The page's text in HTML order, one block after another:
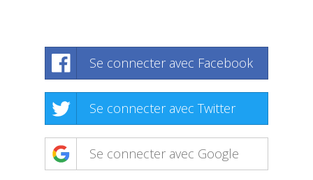
Se connecter avec Facebook
Se connecter avec Twitter
Se connecter avec Google